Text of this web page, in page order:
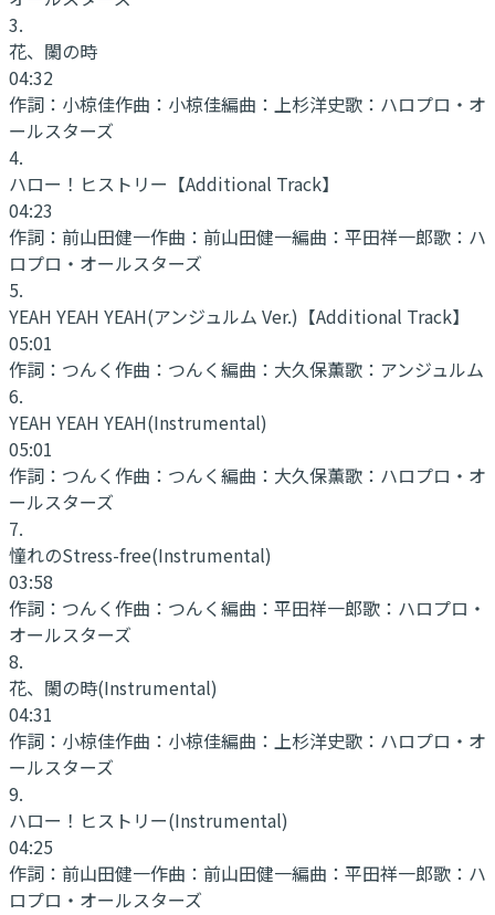
3.
花、闌の時
04:32
作詞： 小椋佳作曲： 小椋佳編曲： 上杉洋史歌： ハロプロ・オ
ールスターズ
4.
ハロー！ヒストリー 【Additional Track】
04:23
作詞： 前山田健一作曲： 前山田健一編曲： 平田祥一郎歌： ハ
ロプロ・オールスターズ
5.
YEAH YEAH YEAH(アンジュルム Ver.)【Additional Track】
05:01
作詞： つんく作曲： つんく編曲： 大久保薫歌： アンジュルム
6.
YEAH YEAH YEAH(Instrumental)
05:01
作詞： つんく作曲： つんく編曲： 大久保薫歌： ハロプロ・オ
ールスターズ
7.
憧れのStress-free(Instrumental)
03:58
作詞： つんく作曲： つんく編曲： 平田祥一郎歌： ハロプロ・
オールスターズ
8.
花、闌の時(Instrumental)
04:31
作詞： 小椋佳作曲： 小椋佳編曲： 上杉洋史歌： ハロプロ・オ
ールスターズ
9.
ハロー！ヒストリー(Instrumental)
04:25
作詞： 前山田健一作曲： 前山田健一編曲： 平田祥一郎歌： ハ
ロプロ・オールスターズ